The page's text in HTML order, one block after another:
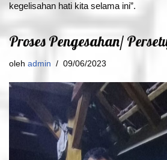
kegelisahan hati kita selama ini”.
Proses Pengesahan/
oleh admin 09/06/2023